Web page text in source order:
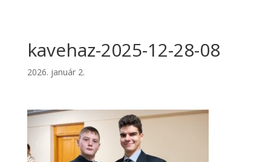
kavehaz-2025-12-28-08
2026. január 2.